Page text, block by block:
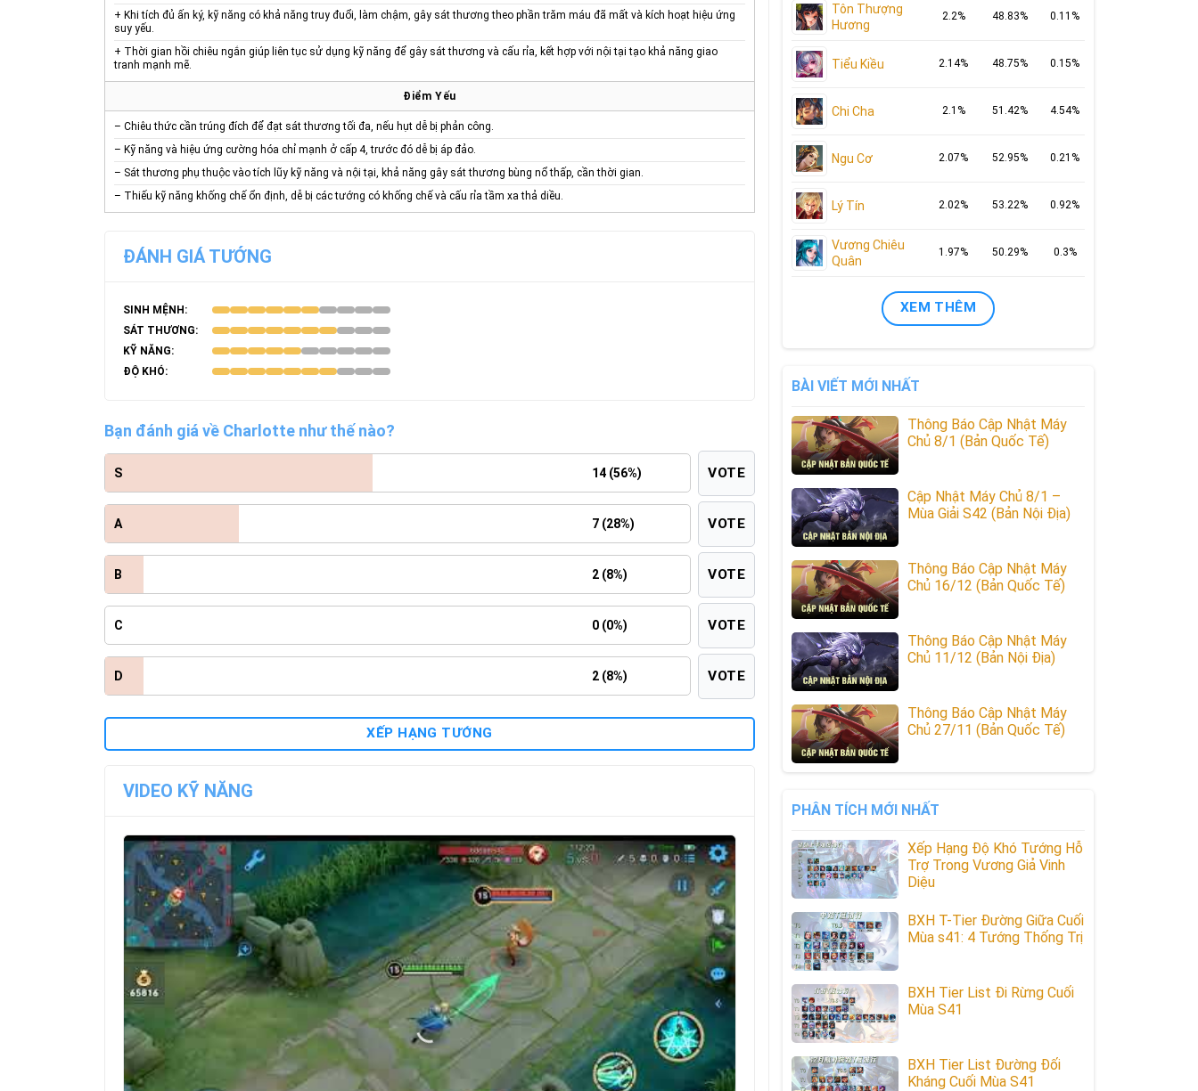
+ Khi tích đủ ấn ký, kỹ năng có khả năng truy đuổi, làm chậm, gây sát thương theo phần trăm máu đã mất và kích hoạt hiệu ứng
suy yếu.
+ Thời gian hồi chiêu ngắn giúp liên tục sử dụng kỹ năng để gây sát thương và cấu rỉa, kết hợp với nội tại tạo khả năng giao
tranh mạnh mẽ.
Điểm Yếu
– Chiêu thức cần trúng đích để đạt sát thương tối đa, nếu hụt dễ bị phản công.
– Kỹ năng và hiệu ứng cường hóa chỉ mạnh ở cấp 4, trước đó dễ bị áp đảo.
– Sát thương phụ thuộc vào tích lũy kỹ năng và nội tại, khả năng gây sát thương bùng nổ thấp, cần thời gian.
– Thiếu kỹ năng khống chế ổn định, dễ bị các tướng có khống chế và cấu rỉa tầm xa thả diều.
ĐÁNH GIÁ TƯỚNG
SINH MỆNH:
SÁT THƯƠNG:
KỸ NĂNG:
ĐỘ KHÓ:
Bạn đánh giá về Charlotte như thế nào?
S 14 (56%) VOTE
A 7 (28%) VOTE
B 2 (8%) VOTE
C 0 (0%) VOTE
D 2 (8%) VOTE
XẾP HẠNG TƯỚNG
VIDEO KỸ NĂNG
Tôn Thượng
Hương
2.2% 48.83% 0.11%
Tiểu Kiều 2.14% 48.75% 0.15%
Chi Cha 2.1% 51.42% 4.54%
Ngu Cơ 2.07% 52.95% 0.21%
Lý Tín 2.02% 53.22% 0.92%
Vương Chiêu
Quân
1.97% 50.29% 0.3%
XEM THÊM
BÀI VIẾT MỚI NHẤT
Thông Báo Cập Nhật Máy
Chủ 8/1 (Bản Quốc Tế)
Cập Nhật Máy Chủ 8/1 –
Mùa Giải S42 (Bản Nội Địa)
Thông Báo Cập Nhật Máy
Chủ 16/12 (Bản Quốc Tế)
Thông Báo Cập Nhật Máy
Chủ 11/12 (Bản Nội Địa)
Thông Báo Cập Nhật Máy
Chủ 27/11 (Bản Quốc Tế)
PHÂN TÍCH MỚI NHẤT
Xếp Hạng Độ Khó Tướng Hỗ
Trợ Trong Vương Giả Vinh
Diệu
BXH T-Tier Đường Giữa Cuối
Mùa s41: 4 Tướng Thống Trị
BXH Tier List Đi Rừng Cuối
Mùa S41
BXH Tier List Đường Đối
Kháng Cuối Mùa S41